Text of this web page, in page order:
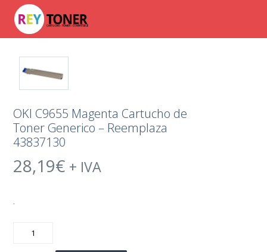
OKI C9655 Magenta Cartucho de
Toner Generico – Reemplaza
43837130
28,19€ + IVA
.
C9655